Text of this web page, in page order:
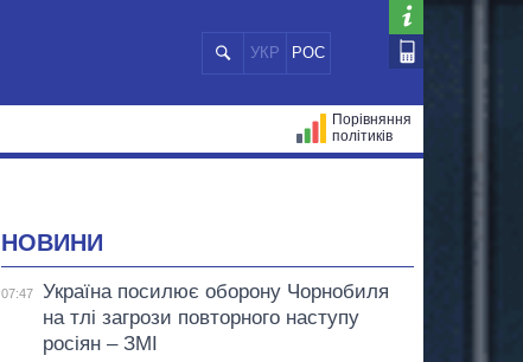
УКР РОС
Порівняння
політиків
НОВИНИ
07:47
Україна посилює оборону Чорнобиля
на тлі загрози повторного наступу
росіян – ЗМІ